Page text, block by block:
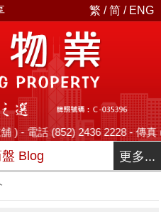
繁 /简 / ENG
2436
Blog 更多...